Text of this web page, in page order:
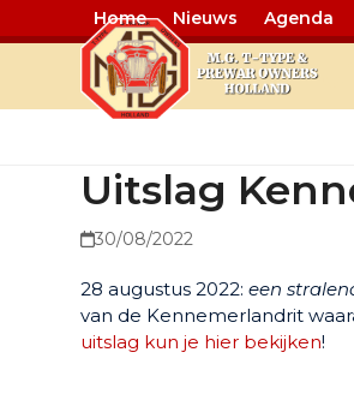
Home Nieuws Agenda
Uitslag
30/08/2022
28 augustus 2022:een
van de Kennemerlandrit
uitslag kun je hier bekijken!